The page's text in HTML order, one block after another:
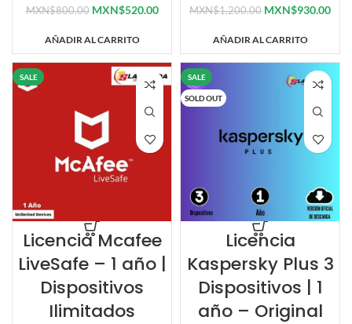
MXN$800.00 MXN$520.00
AÑADIR AL CARRITO
MXN$1,200.00 MXN$930.00
AÑADIR AL CARRITO
SALE
Licencia Mcafee
LiveSafe – 1 año |
Dispositivos
Ilimitados
SALE
SOLD OUT
Licencia
Kaspersky Plus 3
Dispositivos | 1
año – Original